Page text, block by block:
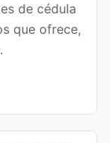
de cédula
que ofrece,